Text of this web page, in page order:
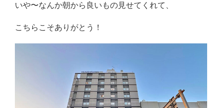
いや〜なんか朝から良いもの見せてくれて、
こちらこそありがとう！